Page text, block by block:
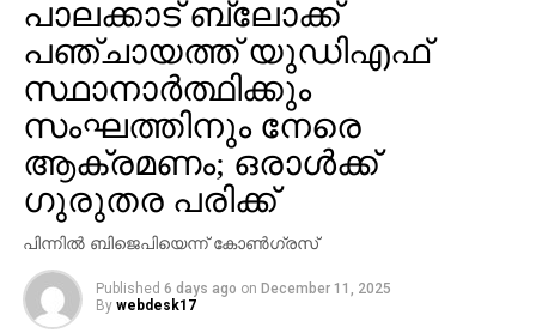
പാലക്കാട് ബ്ലോക്ക്
പഞ്ചായത്ത് യുഡിഎഫ്
സ്ഥാനാര്‍ത്ഥിക്കും
സംഘത്തിനും നേരെ
ആക്രമണം; ഒരാള്‍ക്ക്
ഗുരുതര പരിക്ക്
പിന്നില്‍ ബിജെപിയെന്ന് കോണ്‍ഗ്രസ്
Published 6 days ago on December 11, 2025
By webdesk17